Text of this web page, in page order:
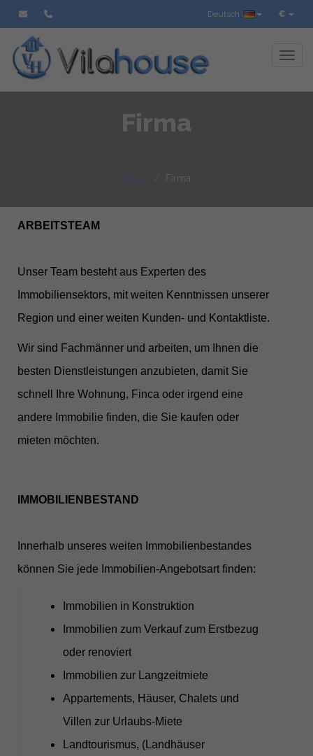
€
Deutsch
Firma
Home Firma
ARBEITSTEAM
Unser Team besteht aus Experten des
Immobiliensektors, mit weiten Kenntnissen unserer
Region und einer weiten Kunden- und Kontaktliste.
Wir sind Fachmänner und arbeiten, um Ihnen die
besten Dienstleistungen anzubieten, damit Sie
schnell Ihre Wohnung, Finca oder irgend eine
andere Immobilie finden, die Sie kaufen oder
mieten möchten.
IMMOBILIENBESTAND
Innerhalb unseres weiten Immobilienbestandes
können Sie jede Immobilien-Angebotsart finden:
Immobilien in Konstruktion
Immobilien zum Verkauf zum Erstbezug
oder renoviert
Immobilien zur Langzeitmiete
Appartements, Häuser, Chalets und
Villen zur Urlaubs-Miete
Landtourismus, (Landhäuser